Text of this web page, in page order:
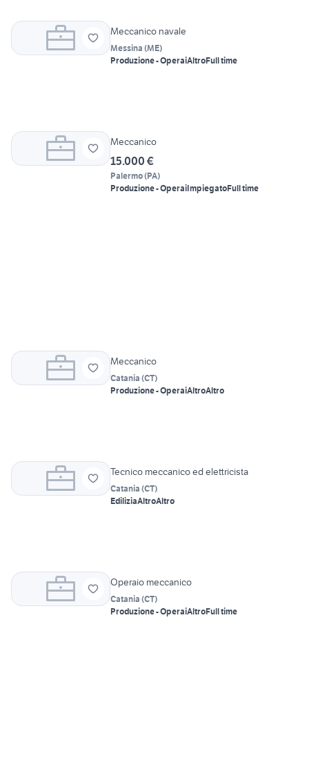
Meccanico navale
Messina (ME)
Produzione - OperaiAltroFull time
Meccanico
15.000 €
Palermo(PA)
Produzione - OperaiImpiegatoFull time
Meccanico
Catania (CT)
Produzione - OperaiAltroAltro
Tecnico meccanico ed elettricista
Catania (CT)
EdiliziaAltroAltro
Operaio meccanico
Catania (CT)
Produzione - OperaiAltroFull time